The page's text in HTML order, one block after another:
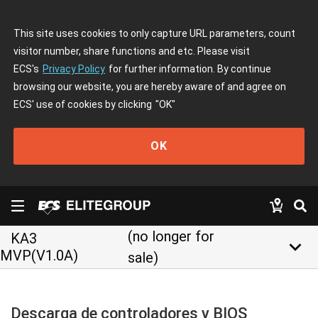
This site uses cookies to only capture URL parameters, count
visitor number, share functions and etc. Please visit
ECS's Privacy Policy for further information. By continue
browsing our website, you are hereby aware of and agree on
ECS' use of cookies by clicking "OK"
OK
KA3
MVP(V1.0A)
(no longer for
sale)
keyboard_arrow_down
Descarga de controladores y BIOS